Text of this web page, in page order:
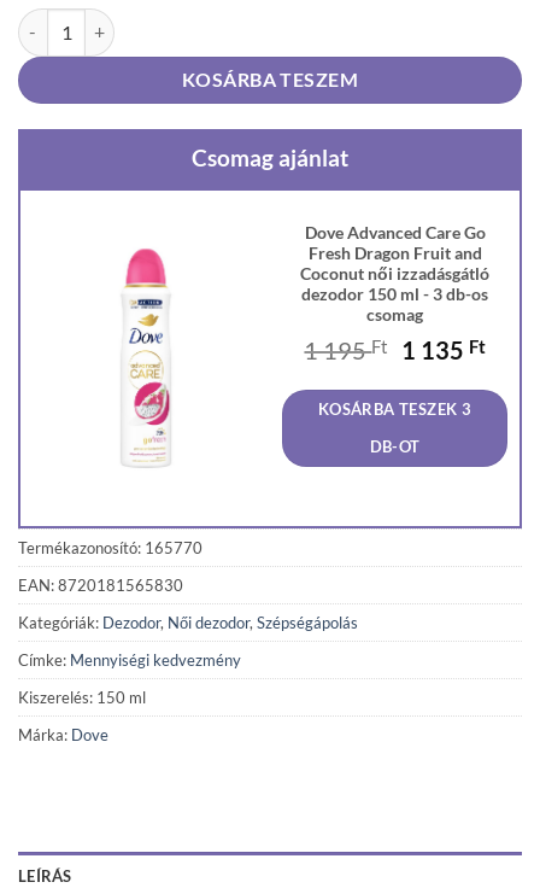
Dove Advanced Care Go Fresh Dragon Fruit and Coconut női
KOSÁRBA TESZEM
Csomag ajánlat
Dove Advanced Care Go
Fresh Dragon Fruit and
Coconut női izzadásgátló
dezodor 150 ml - 3 db-os
csomag
1 195Ft
Original
was:
1
195 Ft.
1 135 Ft
is:
135
KOSÁRBA TESZEK 3
DB-OT
Termékazonosító: 165770
EAN: 8720181565830
Kategóriák: Dezodor, Női dezodor, Szépségápolás
Címke: Mennyiségi kedvezmény
Kiszerelés: 150 ml
Márka: Dove
LEÍRÁS